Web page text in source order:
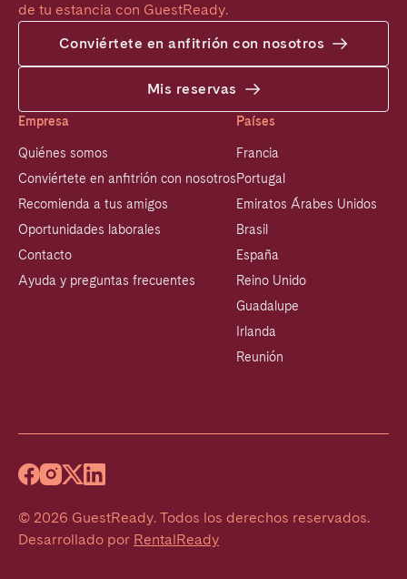
de tu estancia con GuestReady.
Conviértete en anfitrión con nosotros
Mis reservas
Empresa
Quiénes somos
Conviértete en anfitrión con nosotros
Recomienda a tus amigos
Oportunidades laborales
Contacto
Ayuda y preguntas frecuentes
Países
Francia
Portugal
Emiratos Árabes Unidos
Brasil
España
Reino Unido
Guadalupe
Irlanda
Reunión
© 2026 GuestReady. Todos los derechos reservados.
Desarrollado por RentalReady